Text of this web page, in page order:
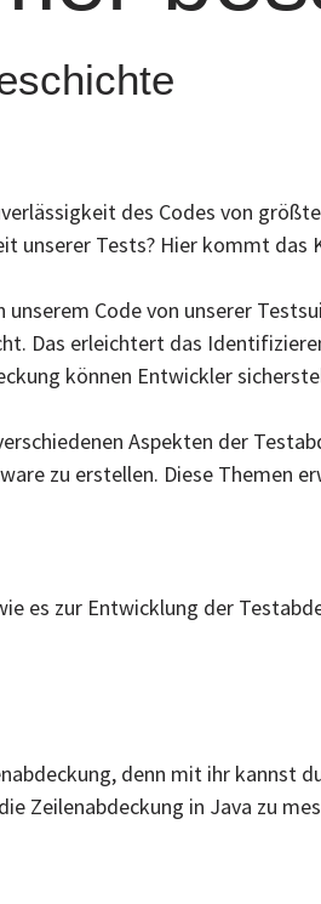
des Codes von
unserer Tests? Hier kommt das
Code von unserer
Das erleichtert das
können Entwickler
Aspekten der
zu erstellen. Diese Themen
es zur Entwicklung der
denn mit ihr kannst
Zeilenabdeckung in Java zu